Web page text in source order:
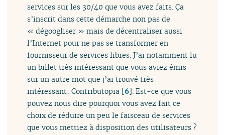
services sur les 30/40 que vous avez faits. Ça
s’inscrit dans cette démarche non pas de
« dégoogliser » mais de décentraliser aussi
l’Internet pour ne pas se transformer en
fournisseur de services libres. J’ai notamment lu
un billet très intéressant que vous aviez émis
sur un autre mot que j’ai trouvé très
intéressant, Contributopia [6] . Est-ce que vous
pouvez nous dire pourquoi vous avez fait ce
choix de réduire un peu le faisceau de services
que vous mettiez à disposition des utilisateurs ?